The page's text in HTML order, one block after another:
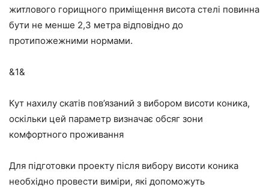
житлового горищного приміщення висота стелі повинна
бути не менше 2,3 метра відповідно до
протипожежними нормами.
&1&
Кут нахилу скатів пов’язаний з вибором висоти коника,
оскільки цей параметр визначає обсяг зони
комфортного проживання
Для підготовки проекту після вибору висоти коника
необхідно провести виміри, які допоможуть